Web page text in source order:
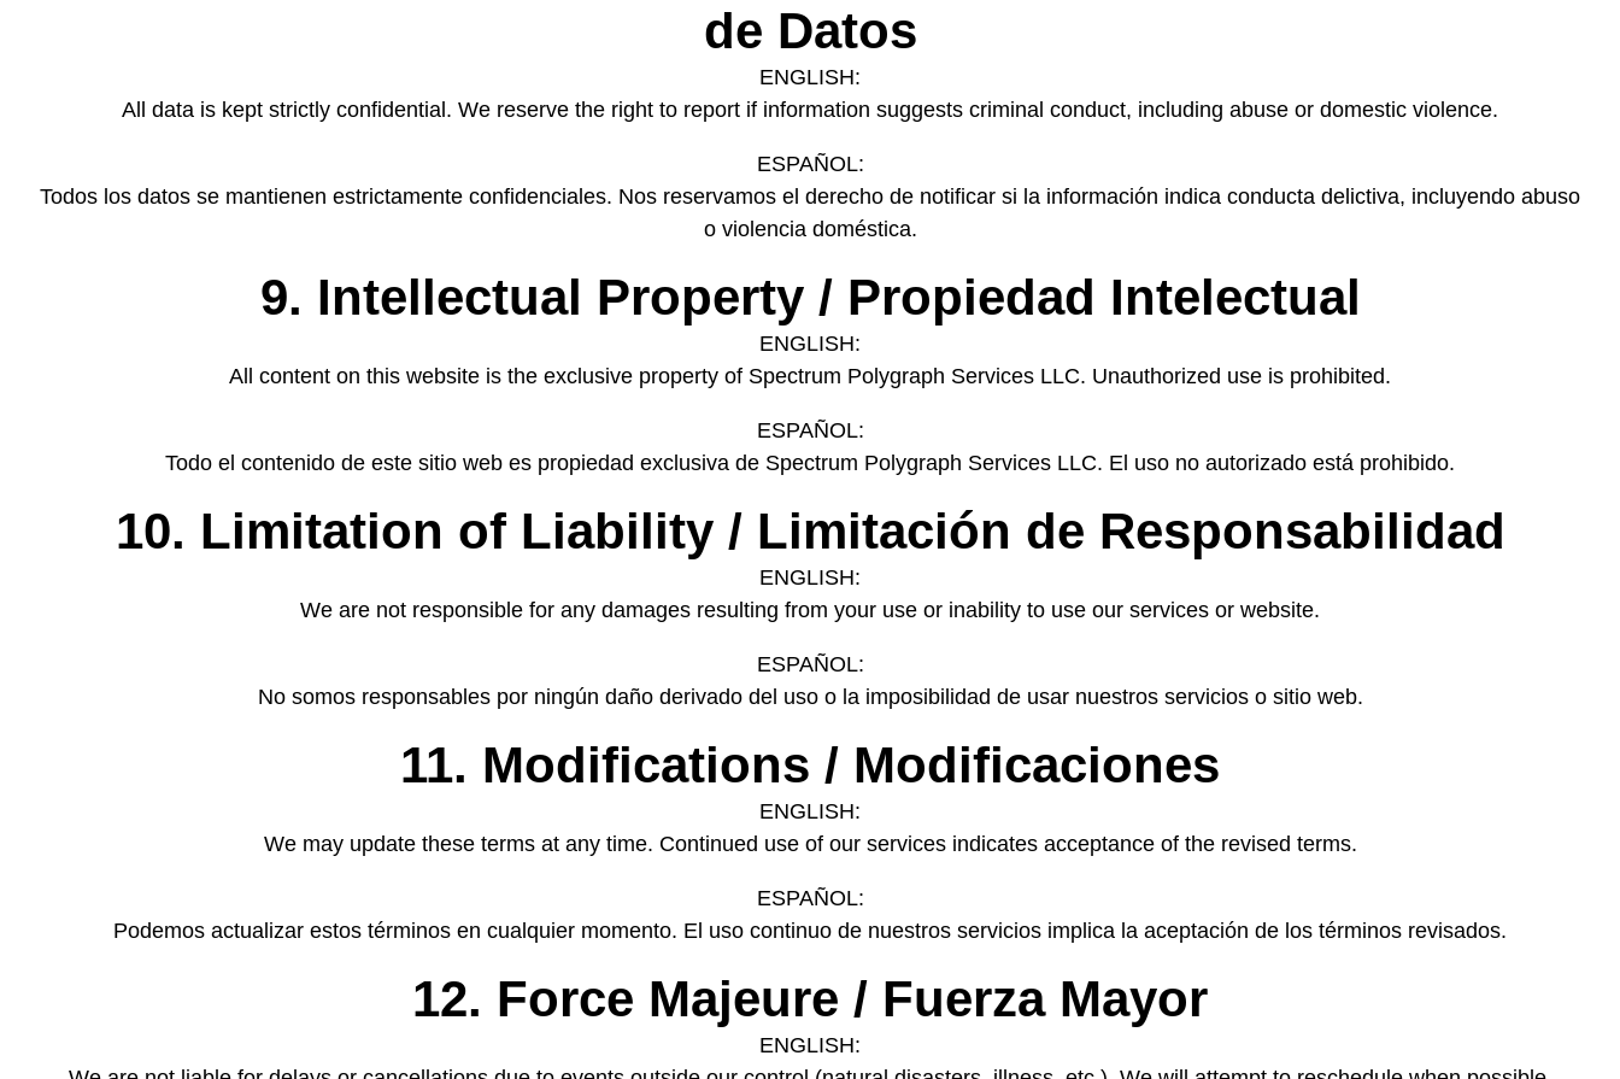
de Datos
ENGLISH:
All data is kept strictly confidential. We reserve the right to report if information suggests criminal conduct, including abuse or domestic violence.
ESPAÑOL:
Todos los datos se mantienen estrictamente confidenciales. Nos reservamos el derecho de notificar si la información indica conducta delictiva, incluyendo abuso
o violencia doméstica.
9. Intellectual Property / Propiedad Intelectual
ENGLISH:
All content on this website is the exclusive property of Spectrum Polygraph Services LLC. Unauthorized use is prohibited.
ESPAÑOL:
Todo el contenido de este sitio web es propiedad exclusiva de Spectrum Polygraph Services LLC. El uso no autorizado está prohibido.
10. Limitation of Liability / Limitación de Responsabilidad
ENGLISH:
We are not responsible for any damages resulting from your use or inability to use our services or website.
ESPAÑOL:
No somos responsables por ningún daño derivado del uso o la imposibilidad de usar nuestros servicios o sitio web.
11. Modifications / Modificaciones
ENGLISH:
We may update these terms at any time. Continued use of our services indicates acceptance of the revised terms.
ESPAÑOL:
Podemos actualizar estos términos en cualquier momento. El uso continuo de nuestros servicios implica la aceptación de los términos revisados.
12. Force Majeure / Fuerza Mayor
ENGLISH: